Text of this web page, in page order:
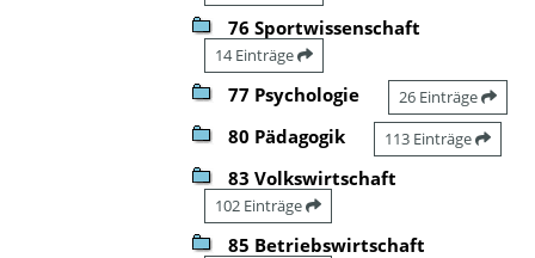
76 Sportwissenschaft
14 Einträge
77 Psychologie 26 Einträge
80 Pädagogik 113 Einträge
83 Volkswirtschaft
102 Einträge
85 Betriebswirtschaft